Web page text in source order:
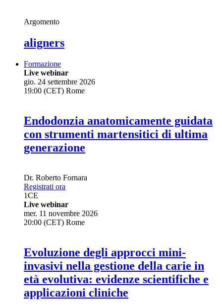
Argomento
aligners
Formazione
Live webinar
gio. 24 settembre 2026
19:00 (CET) Rome
Endodonzia anatomicamente guidata
con strumenti martensitici di ultima
generazione
Dr. Roberto Fornara
Registrati ora
1CE
Live webinar
mer. 11 novembre 2026
20:00 (CET) Rome
Evoluzione degli approcci mini-
invasivi nella gestione della carie in
età evolutiva: evidenze scientifiche e
applicazioni cliniche